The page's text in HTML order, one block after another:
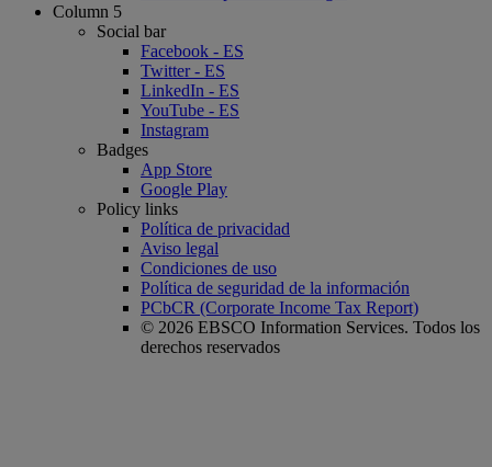
Column 5
Social bar
Facebook - ES
Twitter - ES
LinkedIn - ES
YouTube - ES
Instagram
Badges
App Store
Google Play
Policy links
Política de privacidad
Aviso legal
Condiciones de uso
Política de seguridad de la información
PCbCR (Corporate Income Tax Report)
© 2026 EBSCO Information Services. Todos los
derechos reservados